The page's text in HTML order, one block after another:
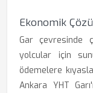
Ekonomik
Gar çevresinde
yolcular için
ödemelere
Ankara YHT